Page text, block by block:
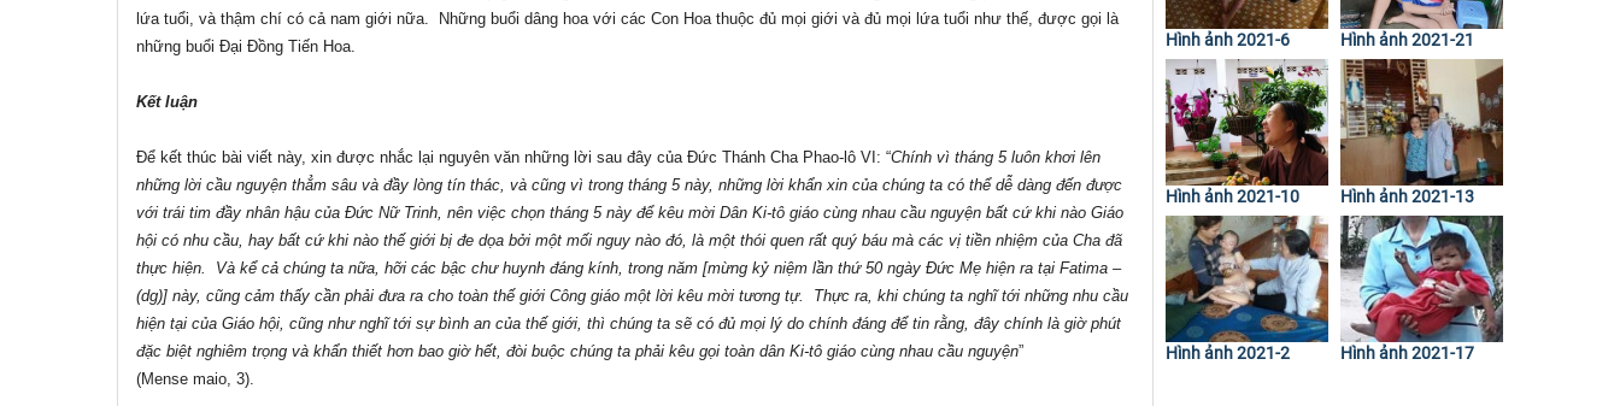
lứa tuổi, và thậm chí có cả nam giới nữa.
Những buổi dâng hoa với các Con Hoa thuộc đủ mọi giới và đủ mọi lứa tuổi như thế, được gọi là
những buổi Đại Đồng Tiến Hoa.
Kết luận
Để kết thúc bài viết này, xin được nhắc lại nguyên văn những lời sau đây của Đức Thánh Cha Phao-lô VI: “Chính vì tháng 5 luôn khơi lên
những lời cầu nguyện thẳm sâu và đầy lòng tín thác, và cũng vì trong tháng 5 này, những lời khẩn xin của chúng ta có thể dễ dàng đến được
với trái tim đầy nhân hậu của Đức Nữ Trinh, nên việc chọn tháng 5 này để kêu mời Dân Ki-tô giáo cùng nhau cầu nguyện bất cứ khi nào Giáo
hội có nhu cầu, hay bất cứ khi nào thế giới bị đe dọa bởi một mối nguy nào đó, là một thói quen rất quý báu mà các vị tiền nhiệm của Cha đã
thực hiện.
Và kể cả chúng ta nữa, hỡi các bậc chư huynh đáng kính, trong năm [mừng kỷ niệm lần thứ 50 ngày Đức Mẹ hiện ra tại Fatima –
(dg)] này, cũng cảm thấy cần phải đưa ra cho toàn thế giới Công giáo một lời kêu mời tương tự.
Thực ra, khi chúng ta nghĩ tới những nhu cầu
hiện tại của Giáo hội, cũng như nghĩ tới sự bình an của thế giới, thì chúng ta sẽ có đủ mọi lý do chính đáng để tin rằng, đây chính là giờ phút
đặc biệt nghiêm trọng và khẩn thiết hơn bao giờ hết, đòi buộc chúng ta phải kêu gọi toàn dân Ki-tô giáo cùng nhau cầu nguyện”
(Mense maio, 3).
Hình ảnh 2021-6 Hình ảnh 2021-21
Hình ảnh 2021-10 Hình ảnh 2021-13
Hình ảnh 2021-2 Hình ảnh 2021-17